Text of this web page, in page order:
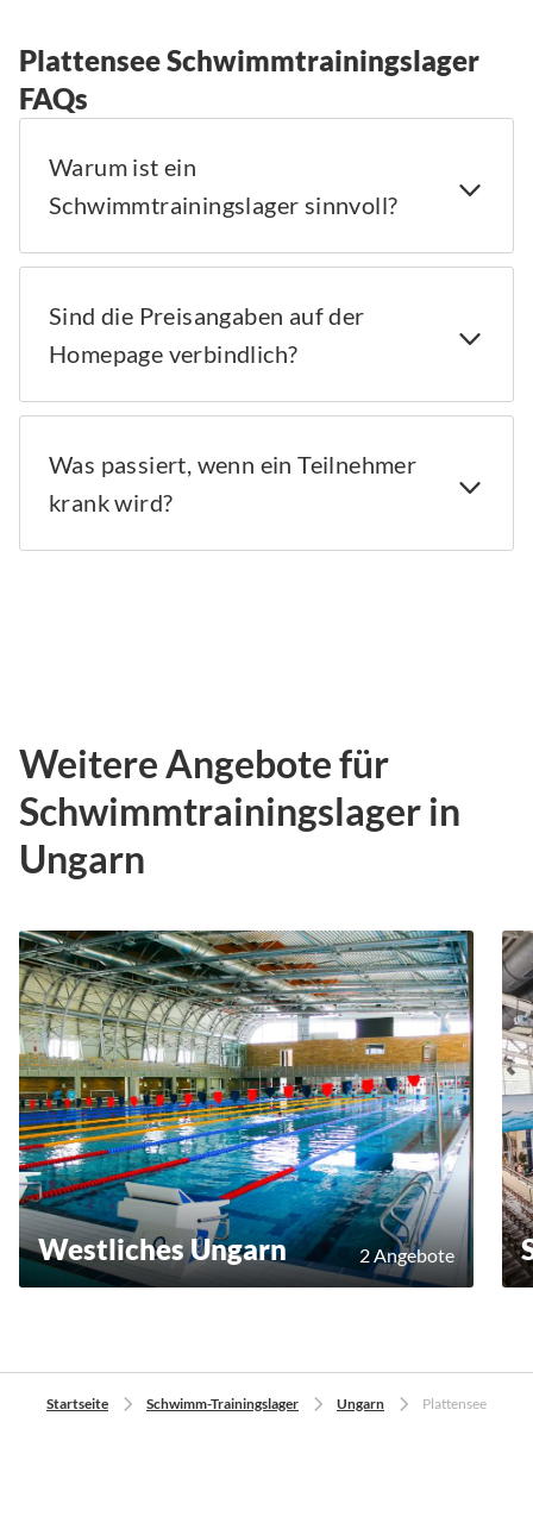
Plattensee Schwimmtrainingslager
FAQs
Warum ist ein
Schwimmtrainingslager sinnvoll?
Sind die Preisangaben auf der
Homepage verbindlich?
Was passiert, wenn ein Teilnehmer
krank wird?
Weitere Angebote für
Schwimmtrainingslager in
Ungarn
Westliches Ungarn 2 Angebote
Startseite Schwimm-Trainingslager Ungarn Plattensee